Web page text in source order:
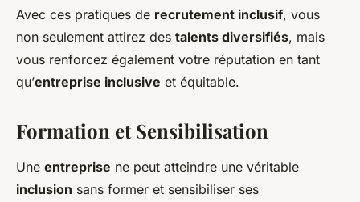
Avec ces pratiques de recrutement inclusif, vous
non seulement attirez des talents diversifiés, mais
vous renforcez également votre réputation en tant
qu’entreprise inclusive et équitable.
Formation et Sensibilisation
Une entreprise ne peut atteindre une véritable
inclusion sans former et sensibiliser ses